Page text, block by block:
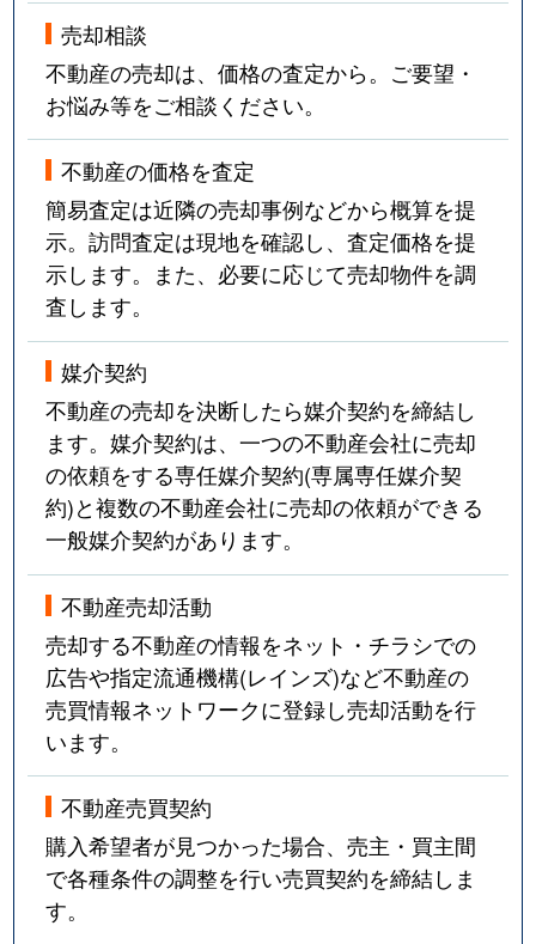
売却相談
不動産の売却は、価格の査定から。ご要望・
お悩み等をご相談ください。
不動産の価格を査定
簡易査定は近隣の売却事例などから概算を提
示。訪問査定は現地を確認し、査定価格を提
示します。また、必要に応じて売却物件を調
査します。
媒介契約
不動産の売却を決断したら媒介契約を締結し
ます。媒介契約は、一つの不動産会社に売却
の依頼をする専任媒介契約(専属専任媒介契
約)と複数の不動産会社に売却の依頼ができる
一般媒介契約があります。
不動産売却活動
売却する不動産の情報をネット・チラシでの
広告や指定流通機構(レインズ)など不動産の
売買情報ネットワークに登録し売却活動を行
います。
不動産売買契約
購入希望者が見つかった場合、売主・買主間
で各種条件の調整を行い売買契約を締結しま
す。